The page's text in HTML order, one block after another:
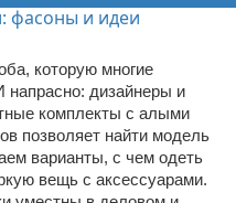
которую многие
дизайнеры и
комплекты с алыми
позволяет найти модель
варианты, с чем одеть
вещь с аксессуарами.